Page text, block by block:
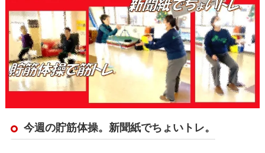
今週の貯筋体操。新聞紙でちょいトレ。